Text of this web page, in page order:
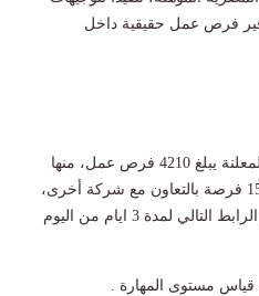
فرص عمل حقيقية داخل
وأوضح الوزير، أن إجمالي الفرص المعلنة يبلغ 4210 فرص عمل، منها
4060 فرصة بالتعاون مع شركة، و150 فرصة بالتعاون مع شركة أخرى،
مشيرًا إلى أن التقديم يتم من خلال الرابط التالي لمدة 3 ايام من اليوم
قياس مستوى المهارة .